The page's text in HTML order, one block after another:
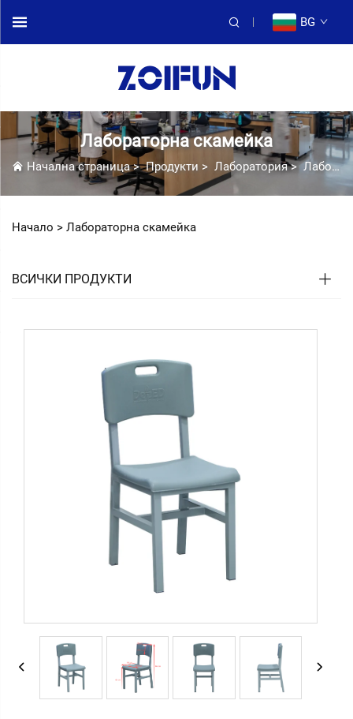
BG
Лабораторна скамейка
Начална страница>Продукти > Лаборатория>Лабораторна скамейка
Начало > Лабораторна скамейка
ВСИЧКИ ПРОДУКТИ